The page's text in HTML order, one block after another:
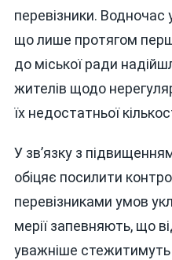
перевізники. Водночас
що лише протягом
до міської ради
жителів щодо
їх недостатньої
У зв’язку з
обіцяє посилити
перевізниками умов
мерії запевняють, що
уважніше